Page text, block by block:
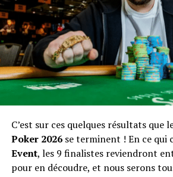
On a failli voir un Français se hisser
la présence deKevin Naegelenqui
lancé. Malgré ses efforts, le joueur
8e place et encaisse 58 677 $ pour
Julian Milliardavait également
termine 15e de l’épreuve pour 23
C’est sur ces quelques résultats que
Poker 2026se terminent ! En ce qui
Event, les 9 finalistes reviendront
pour en découdre, et nous serons